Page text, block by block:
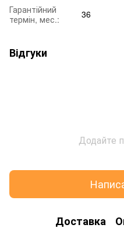
Гарантійний
термін, мес.:
36
Відгуки
Додайте
Доставка